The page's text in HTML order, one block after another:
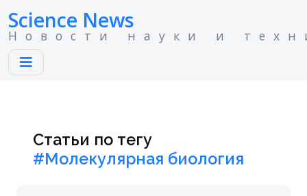
Science News
Новости науки и
Статьи по тегу
#Молекулярная биология